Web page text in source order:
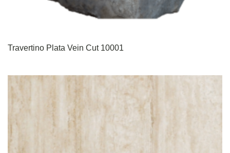
Travertino Plata Vein Cut 10001